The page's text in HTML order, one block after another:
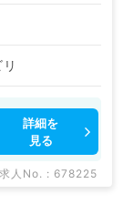
詳細を
見る
求人No. : 678225